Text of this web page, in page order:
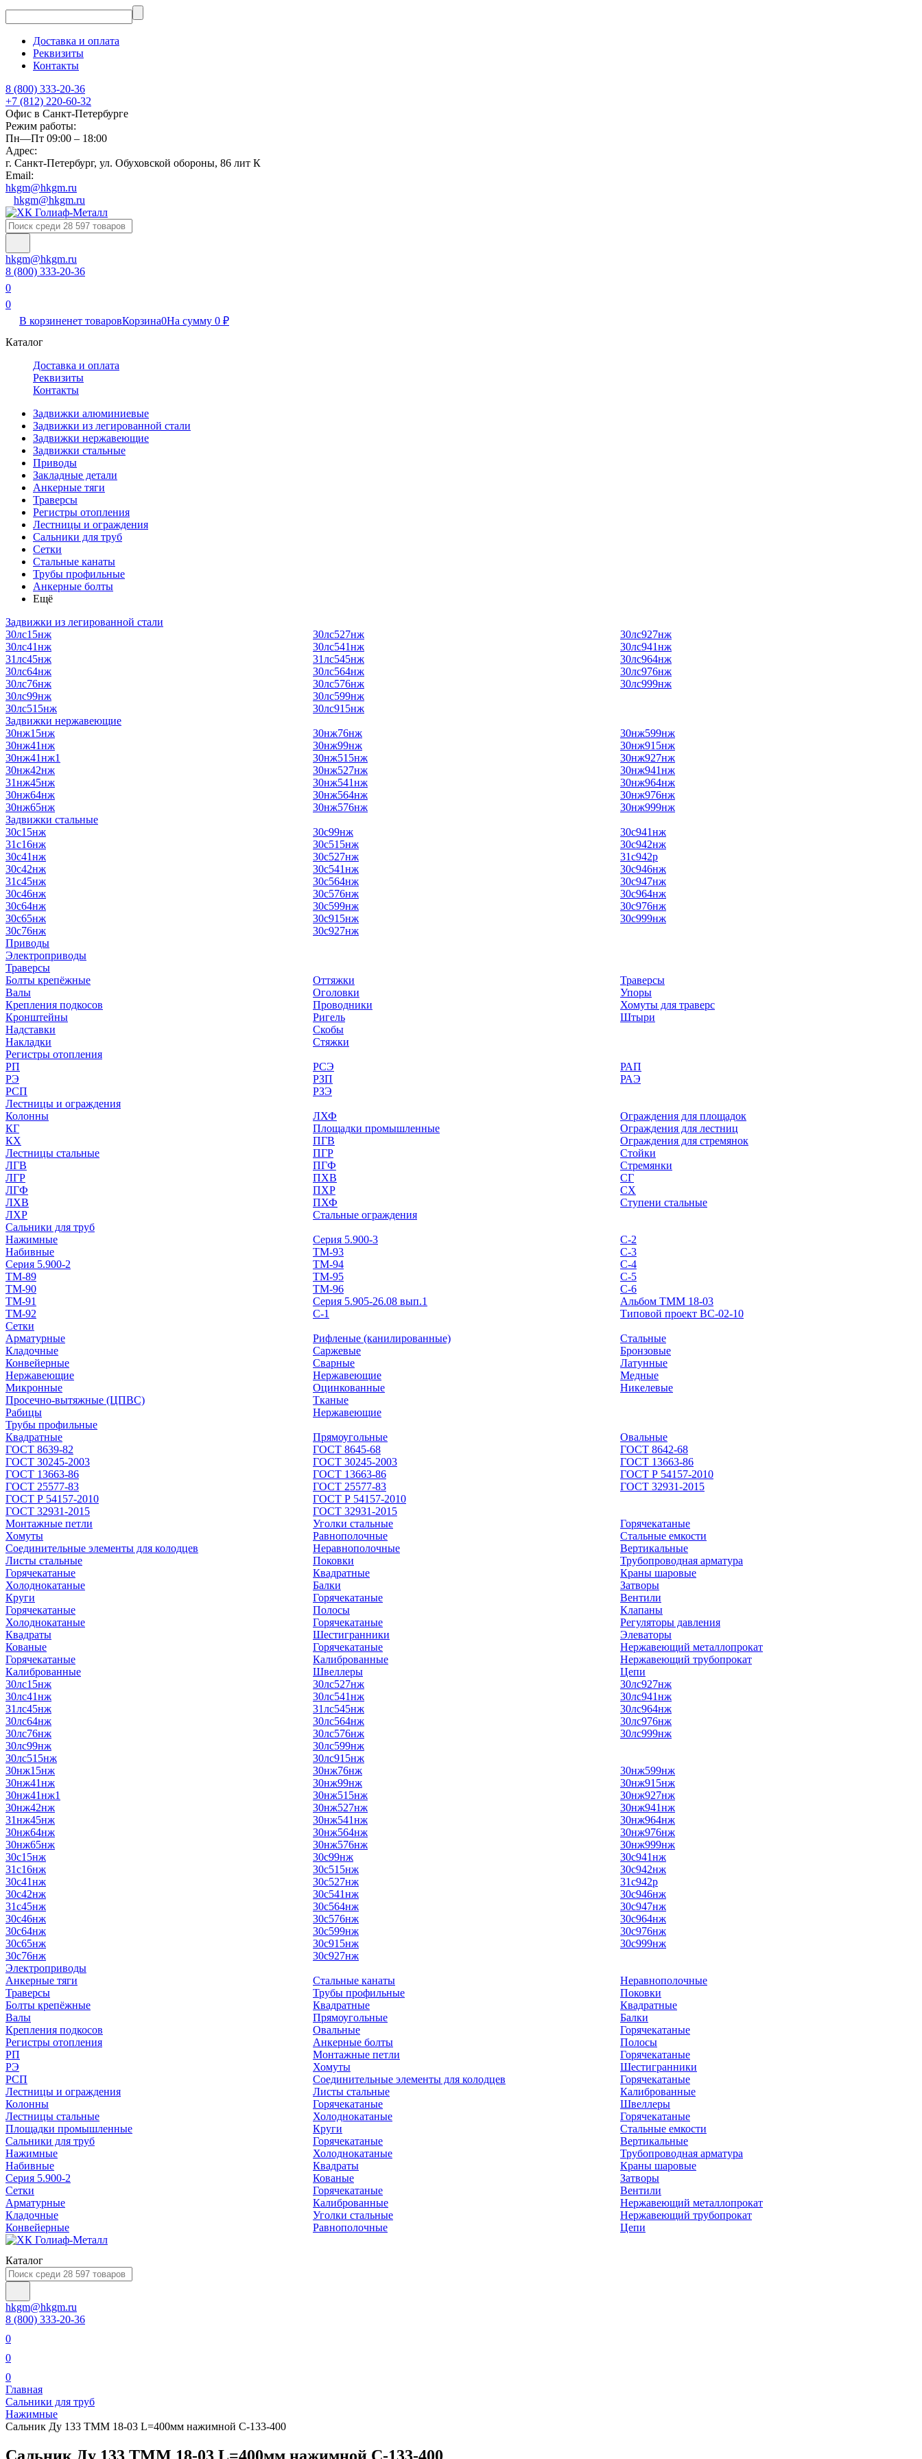
Доставка и оплата
Реквизиты
Контакты
8 (800) 333-20-36
+7 (812) 220-60-32
Офис в Санкт-Петербурге
Режим работы:
Пн—Пт 09:00 – 18:00
Адрес:
г. Санкт-Петербург, ул. Обуховской обороны, 86 лит К
Email:
hkgm@hkgm.ru
hkgm@hkgm.ru
hkgm@hkgm.ru
8 (800) 333-20-36
0
0
В корзиненет товаровКорзина0На сумму 0 ₽
Каталог
Доставка и оплата
Реквизиты
Контакты
Задвижки алюминиевые
Задвижки из легированной стали
Задвижки нержавеющие
Задвижки стальные
Приводы
Закладные детали
Анкерные тяги
Траверсы
Регистры отопления
Лестницы и ограждения
Сальники для труб
Сетки
Стальные канаты
Трубы профильные
Анкерные болты
Ещё
Задвижки из легированной стали
30лс15нж
30лс41нж
31лс45нж
30лс64нж
30лс76нж
30лс99нж
30лс515нж
30лс527нж
30лс541нж
31лс545нж
30лс564нж
30лс576нж
30лс599нж
30лс915нж
30лс927нж
30лс941нж
30лс964нж
30лс976нж
30лс999нж
Задвижки нержавеющие
30нж15нж
30нж41нж
30нж41нж1
30нж42нж
31нж45нж
30нж64нж
30нж65нж
30нж76нж
30нж99нж
30нж515нж
30нж527нж
30нж541нж
30нж564нж
30нж576нж
30нж599нж
30нж915нж
30нж927нж
30нж941нж
30нж964нж
30нж976нж
30нж999нж
Задвижки стальные
30с15нж
31с16нж
30с41нж
30с42нж
31с45нж
30с46нж
30с64нж
30с65нж
30с76нж
30с99нж
30с515нж
30с527нж
30с541нж
30с564нж
30с576нж
30с599нж
30с915нж
30с927нж
30с941нж
30с942нж
31с942р
30с946нж
30с947нж
30с964нж
30с976нж
30с999нж
Приводы
Электроприводы
Траверсы
Болты крепёжные
Валы
Крепления подкосов
Кронштейны
Надставки
Накладки
Оттяжки
Оголовки
Проводники
Ригель
Скобы
Стяжки
Траверсы
Упоры
Хомуты для траверс
Штыри
Регистры отопления
РП
РЭ
РСП
РСЭ
РЗП
РЗЭ
РАП
РАЭ
Лестницы и ограждения
Колонны
КГ
КХ
Лестницы стальные
ЛГВ
ЛГР
ЛГФ
ЛХВ
ЛХР
ЛХФ
Площадки промышленные
ПГВ
ПГР
ПГФ
ПХВ
ПХР
ПХФ
Стальные ограждения
Ограждения для площадок
Ограждения для лестниц
Ограждения для стремянок
Стойки
Стремянки
СГ
СХ
Ступени стальные
Сальники для труб
Нажимные
Набивные
Серия 5.900-2
ТМ-89
ТМ-90
ТМ-91
ТМ-92
Серия 5.900-3
ТМ-93
ТМ-94
ТМ-95
ТМ-96
Серия 5.905-26.08 вып.1
С-1
С-2
С-3
С-4
С-5
С-6
Альбом ТММ 18-03
Типовой проект ВС-02-10
Сетки
Арматурные
Кладочные
Конвейерные
Нержавеющие
Микронные
Просечно-вытяжные (ЦПВС)
Рабицы
Рифленые (канилированные)
Саржевые
Сварные
Нержавеющие
Оцинкованные
Тканые
Нержавеющие
Стальные
Бронзовые
Латунные
Медные
Никелевые
Трубы профильные
Квадратные
ГОСТ 8639-82
ГОСТ 30245-2003
ГОСТ 13663-86
ГОСТ 25577-83
ГОСТ Р 54157-2010
ГОСТ 32931-2015
Прямоугольные
ГОСТ 8645-68
ГОСТ 30245-2003
ГОСТ 13663-86
ГОСТ 25577-83
ГОСТ Р 54157-2010
ГОСТ 32931-2015
Овальные
ГОСТ 8642-68
ГОСТ 13663-86
ГОСТ Р 54157-2010
ГОСТ 32931-2015
Монтажные петли
Хомуты
Соединительные элементы для колодцев
Листы стальные
Горячекатаные
Холоднокатаные
Круги
Горячекатаные
Холоднокатаные
Квадраты
Кованые
Горячекатаные
Калиброванные
Уголки стальные
Равнополочные
Неравнополочные
Поковки
Квадратные
Балки
Горячекатаные
Полосы
Горячекатаные
Шестигранники
Горячекатаные
Калиброванные
Швеллеры
Горячекатаные
Стальные емкости
Вертикальные
Трубопроводная арматура
Краны шаровые
Затворы
Вентили
Клапаны
Регуляторы давления
Элеваторы
Нержавеющий металлопрокат
Нержавеющий трубопрокат
Цепи
30лс15нж
30лс41нж
31лс45нж
30лс64нж
30лс76нж
30лс99нж
30лс515нж
30лс527нж
30лс541нж
31лс545нж
30лс564нж
30лс576нж
30лс599нж
30лс915нж
30лс927нж
30лс941нж
30лс964нж
30лс976нж
30лс999нж
30нж15нж
30нж41нж
30нж41нж1
30нж42нж
31нж45нж
30нж64нж
30нж65нж
30нж76нж
30нж99нж
30нж515нж
30нж527нж
30нж541нж
30нж564нж
30нж576нж
30нж599нж
30нж915нж
30нж927нж
30нж941нж
30нж964нж
30нж976нж
30нж999нж
30с15нж
31с16нж
30с41нж
30с42нж
31с45нж
30с46нж
30с64нж
30с65нж
30с76нж
30с99нж
30с515нж
30с527нж
30с541нж
30с564нж
30с576нж
30с599нж
30с915нж
30с927нж
30с941нж
30с942нж
31с942р
30с946нж
30с947нж
30с964нж
30с976нж
30с999нж
Электроприводы
Анкерные тяги
Траверсы
Болты крепёжные
Валы
Крепления подкосов
Регистры отопления
РП
РЭ
РСП
Лестницы и ограждения
Колонны
Лестницы стальные
Площадки промышленные
Сальники для труб
Нажимные
Набивные
Серия 5.900-2
Сетки
Арматурные
Кладочные
Конвейерные
Стальные канаты
Трубы профильные
Квадратные
Прямоугольные
Овальные
Анкерные болты
Монтажные петли
Хомуты
Соединительные элементы для колодцев
Листы стальные
Горячекатаные
Холоднокатаные
Круги
Горячекатаные
Холоднокатаные
Квадраты
Кованые
Горячекатаные
Калиброванные
Уголки стальные
Равнополочные
Неравнополочные
Поковки
Квадратные
Балки
Горячекатаные
Полосы
Горячекатаные
Шестигранники
Горячекатаные
Калиброванные
Швеллеры
Горячекатаные
Стальные емкости
Вертикальные
Трубопроводная арматура
Краны шаровые
Затворы
Вентили
Нержавеющий металлопрокат
Нержавеющий трубопрокат
Цепи
Каталог
hkgm@hkgm.ru
8 (800) 333-20-36
0
0
0
Главная
Сальники для труб
Нажимные
Сальник Ду 133 ТММ 18-03 L=400мм нажимной С-133-400